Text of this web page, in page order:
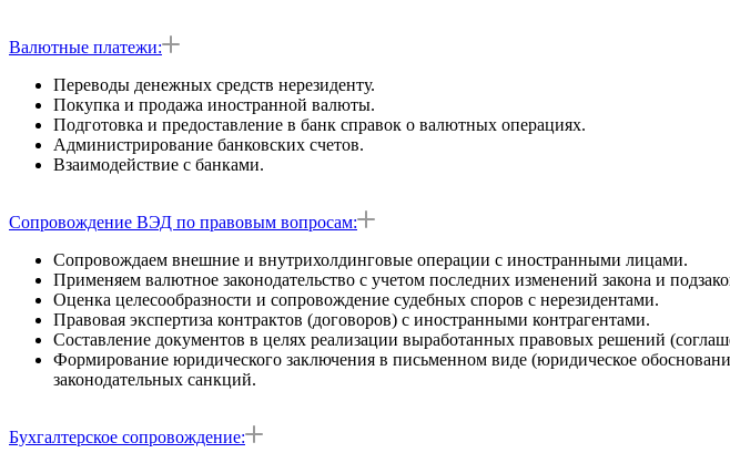
Валютные платежи:
Переводы денежных средств нерезиденту.
Покупка и продажа иностранной валюты.
Подготовка и предоставление в банк справок о валютных операциях.
Администрирование банковских счетов.
Взаимодействие с банками.
Сопровождение ВЭД по правовым вопросам:
Сопровождаем внешние и внутрихолдинговые операции с иностранными лицами.
Применяем валютное законодательство с учетом последних изменений закона и
Оценка целесообразности и сопровождение судебных споров с нерезидентами.
Правовая экспертиза контрактов (договоров) с иностранными контрагентами.
Составление документов в целях реализации выработанных правовых решений
Формирование юридического заключения в письменном виде (юридическое
законодательных санкций.
Бухгалтерское сопровождение: